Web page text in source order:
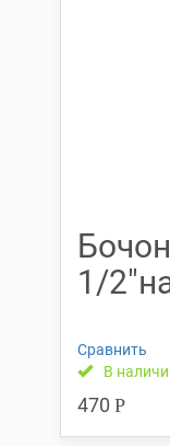
1/
Сравнить
В
470 Р